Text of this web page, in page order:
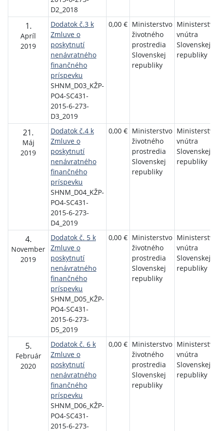
D2_2018
1.
Apríl
2019
Dodatok č.3 k
Zmluve o
poskytnutí
nenávratného
finančného
príspevku
SHNM_D03_KŽP-
PO4-SC431-
2015-6-273-
D3_2019
0,00 € Ministerstvo
životného
prostredia
Slovenskej
republiky
Ministerstvo
vnútra
Slovenskej
republiky
21.
Máj
2019
Dodatok č.4 k
Zmluve o
poskytnutí
nenávratného
finančného
príspevku
SHNM_D04_KŽP-
PO4-SC431-
2015-6-273-
D4_2019
0,00 € Ministerstvo
životného
prostredia
Slovenskej
republiky
Ministerstvo
vnútra
Slovenskej
republiky
4.
November
2019
Dodatok č. 5 k
Zmluve o
poskytnutí
nenávratného
finančného
príspevku
SHNM_D05_KŽP-
PO4-SC431-
2015-6-273-
D5_2019
0,00 € Ministerstvo
životného
prostredia
Slovenskej
republiky
Ministerstvo
vnútra
Slovenskej
republiky
5.
Február
2020
Dodatok č. 6 k
Zmluve o
poskytnutí
nenávratného
finančného
príspevku
SHNM_D06_KŽP-
PO4-SC431-
2015-6-273-
0,00 € Ministerstvo
životného
prostredia
Slovenskej
republiky
Ministerstvo
vnútra
Slovenskej
republiky